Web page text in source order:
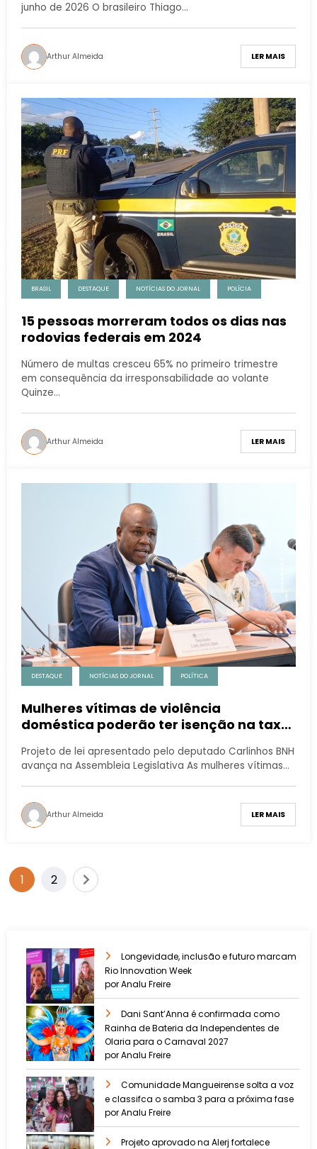
junho de 2026 O brasileiro Thiago…
Arthur Almeida LER MAIS
BRASIL DESTAQUE NOTÍCIAS DO JORNAL POLÍCIA
15 pessoas morreram todos os dias nas
rodovias federais em 2024
Número de multas cresceu 65% no primeiro trimestre
em consequência da irresponsabilidade ao volante
Quinze…
Arthur Almeida LER MAIS
DESTAQUE NOTÍCIAS DO JORNAL POLÍTICA
Mulheres vítimas de violência
doméstica poderão ter isenção na taxa
RJ
Projeto de lei apresentado pelo deputado Carlinhos BNH
avança na Assembleia Legislativa As mulheres vítimas…
Arthur Almeida LER MAIS
1 2
Longevidade, inclusão e futuro marcam
Rio Innovation Week
por Analu Freire
Dani Sant’Anna é confirmada como
Rainha de Bateria da Independentes de
Olaria para o Carnaval 2027
por Analu Freire
Comunidade Mangueirense solta a voz
e classifca o samba 3 para a próxima fase
por Analu Freire
Projeto aprovado na Alerj fortalece